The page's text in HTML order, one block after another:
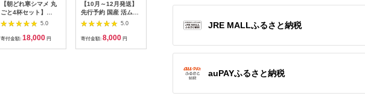
【朝どれ寒シマメ 丸
ごと4杯セット】
250g×4杯 いか イカ
スルメイカ 朝どれ寒
シマメ
5.0
寄付金額: 18,000 円
【10月～12月発送】
先行予約 国産 活ムー
ル貝 2.5kg [2026年
10月~発送予定] ムー
ル貝 ムラサキ貝 殻付
5.0
寄付金額: 8,000 円
昆布締め詰合せ おま
締め 刺身 おまかせ セ
ット 詰合せ 真空包装
の幸 魚介 国産 食品
復興 震災 コロナ 能登
陸新幹線 F6P-0562
5.0
【明治神宮奉献品】
150g 6パック 計900g
[丸三水産 静岡県 吉田
らす シラス 釜揚げシ
ラス
5.0
【緊急支援品】
禁輸措置
JRE MALLふるさと納税
auPAYふるさと納税